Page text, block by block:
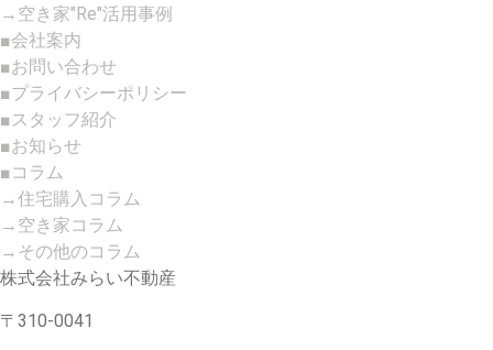
→空き家"Re"活用事例
■会社案内
■お問い合わせ
■プライバシーポリシー
■スタッフ紹介
■お知らせ
■コラム
→住宅購入コラム
→空き家コラム
→その他のコラム
株式会社みらい不動産
〒310-0041